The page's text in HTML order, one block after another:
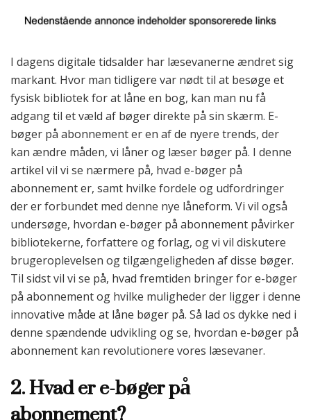
I dagens digitale tidsalder har læsevanerne ændret sig
markant. Hvor man tidligere var nødt til at besøge et
fysisk bibliotek for at låne en bog, kan man nu få
adgang til et væld af bøger direkte på sin skærm. E-
bøger på abonnement er en af de nyere trends, der
kan ændre måden, vi låner og læser bøger på. I denne
artikel vil vi se nærmere på, hvad e-bøger på
abonnement er, samt hvilke fordele og udfordringer
der er forbundet med denne nye låneform. Vi vil også
undersøge, hvordan e-bøger på abonnement påvirker
bibliotekerne, forfattere og forlag, og vi vil diskutere
brugeroplevelsen og tilgængeligheden af disse bøger.
Til sidst vil vi se på, hvad fremtiden bringer for e-bøger
på abonnement og hvilke muligheder der ligger i denne
innovative måde at låne bøger på. Så lad os dykke ned i
denne spændende udvikling og se, hvordan e-bøger på
abonnement kan revolutionere vores læsevaner.
2. Hvad er e-bøger på